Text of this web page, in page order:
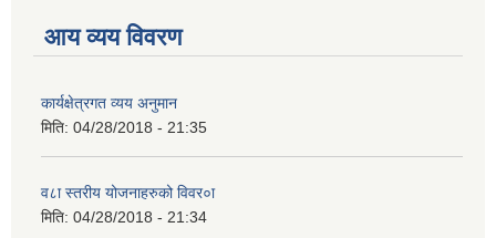
आय व्यय विवरण
कार्यक्षेत्रगत व्यय अनुमान
मिति: 04/28/2018 - 21:35
व८ा स्तरीय योजनाहरुको विवर०ा
मिति: 04/28/2018 - 21:34